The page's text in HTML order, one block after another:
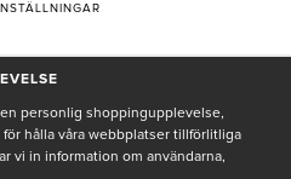
PÅ NYHETSBREV
personlig shoppingupplevelse,
hålla våra webbplatser tillförlitliga
vi in information om användarna,